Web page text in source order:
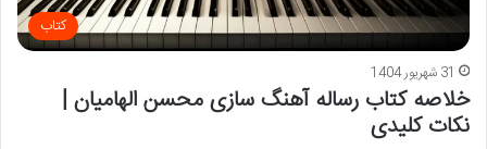
کتاب
31 شهریور 1404
خلاصه کتاب رساله آهنگ سازی محسن الهامیان |
نکات کلیدی